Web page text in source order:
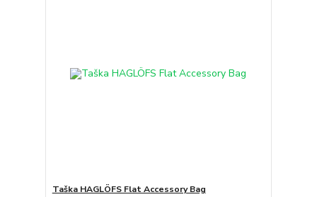
Taška HAGLÖFS Flat Accessory Bag